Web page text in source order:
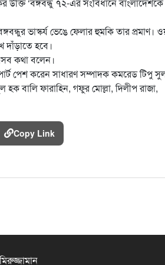
ভাস্কর্য ভেঙে ফেলার হুমকি তার প্রমাণ।
দাঁড়াতে হবে।
কথা বলেন।
পেশ করেন সাধারণ সম্পাদক কমরেড টিপু
বালি ফারাহিন, গফুর মোল্লা, দিলীপ রাজা,
Copy Link